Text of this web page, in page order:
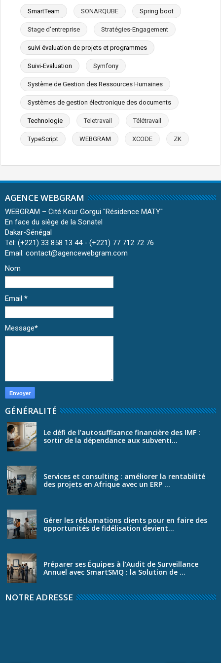
SmartTeam SONARQUBE Spring boot
Stage d'entreprise Stratégies-Engagement
suivi évaluation de projets et programmes
Suivi-Evaluation Symfony
Système de Gestion des Ressources Humaines
Systèmes de gestion électronique des documents
Technologie Teletravail Télétravail
TypeScript WEBGRAM XCODE ZK
AGENCE WEBGRAM
WEBGRAM – Cité Keur Gorgui ''Résidence MATY''
En face du siège de la Sonatel
Dakar-Sénégal
Tél: (+221) 33 858 13 44 - (+221) 77 712 72 76
Email: contact@agencewebgram.com
Nom
Email *
Message*
GÉNÉRALITÉ
Le défi de l’autosuffisance financière des IMF :
sortir de la dépendance aux subventi...
Services et consulting : améliorer la rentabilité
des projets en Afrique avec un ERP ...
Gérer les réclamations clients pour en faire des
opportunités de fidélisation devient...
Préparer ses Équipes à l'Audit de Surveillance
Annuel avec SmartSMQ : la Solution de ...
NOTRE ADRESSE